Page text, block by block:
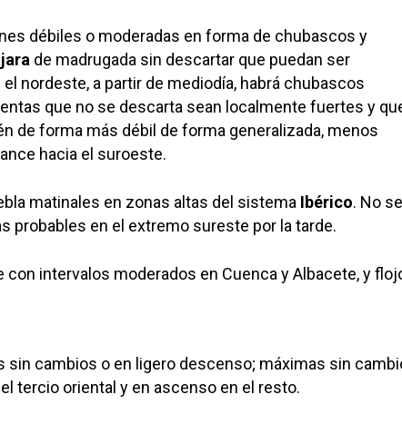
débiles o moderadas en forma de chubascos y
de madrugada sin descartar que puedan ser
nordeste, a partir de mediodía, habrá chubascos
que no se descarta sean localmente fuertes y
de forma más débil de forma generalizada, menos
hacia el suroeste.
matinales en zonas altas del sistema Ibérico. No se
probables en el extremo sureste por la tarde.
intervalos moderados en Cuenca y Albacete, y
sin cambios o en ligero descenso; máximas sin
tercio oriental y en ascenso en el resto.